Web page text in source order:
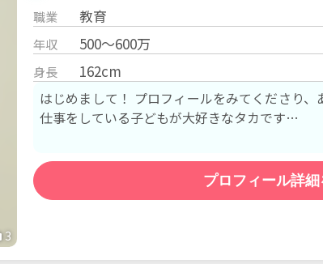
3
職業 教育
年収 500～600万
身長 162cm
はじめまして！ プロフィールをみてくださり
仕事をしている子どもが大好きなタカです…
プロフィール詳